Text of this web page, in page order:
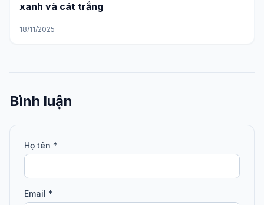
xanh và cát trắng
18/11/2025
Bình luận
Họ tên *
Email *